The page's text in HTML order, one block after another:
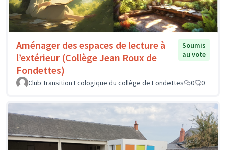
Aménager des espaces de lecture à
l’extérieur (Collège Jean Roux de
Fondettes)
Soumis
au vote
Club Transition Ecologique du collège de Fondettes 0 0